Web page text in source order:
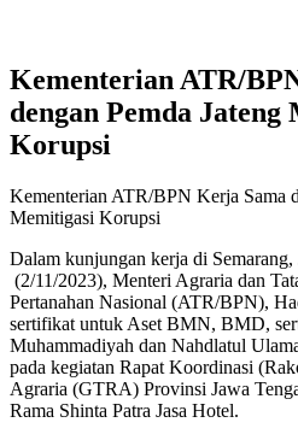
Kementerian ATR/
dengan Pemda Jateng
Korupsi
Kementerian ATR/BPN Kerja Sama
Memitigasi Korupsi
Dalam kunjungan kerja di
(2/11/2023), Menteri Agraria dan
Pertanahan Nasional (ATR/BPN),
sertifikat untuk Aset BMN, BMD,
Muhammadiyah dan Nahdlatul
pada kegiatan Rapat Koordinasi
Agraria (GTRA) Provinsi Jawa
Rama Shinta Patra Jasa Hotel.